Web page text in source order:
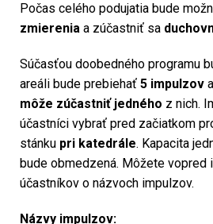
Počas celého podujatia bude
zmierenia a zúčastniť sa
Súčasťou doobedného programu
areáli bude prebiehať 5 impulzov
môže zúčastniť jedného z nich.
účastníci vybrať pred začiatkom
stánku pri katedrále. Kapacita
bude obmedzená. Môžete vopred
účastníkov o názvoch impulzov.
Názvy impulzov: